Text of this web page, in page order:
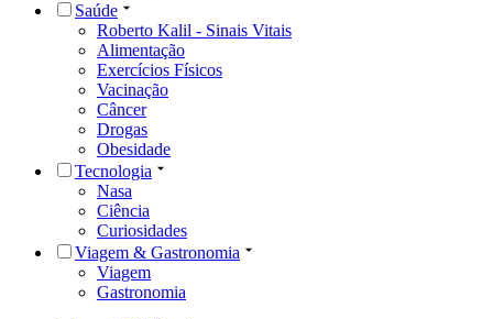
Saúde
Roberto Kalil - Sinais Vitais
Alimentação
Exercícios Físicos
Vacinação
Câncer
Drogas
Obesidade
Tecnologia
Nasa
Ciência
Curiosidades
Viagem & Gastronomia
Viagem
Gastronomia